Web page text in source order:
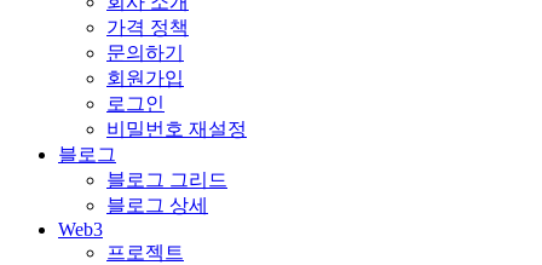
가격 정책
문의하기
회원가입
로그인
비밀번호 재설정
블로그
블로그 그리드
블로그 상세
Web3
프로젝트